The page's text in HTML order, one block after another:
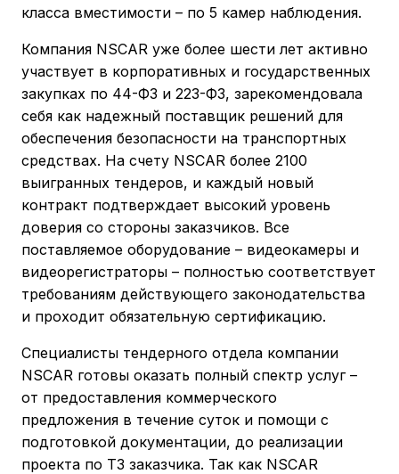
класса вместимости – по 5 камер наблюдения.
Компания NSCAR уже более шести лет активно
участвует в корпоративных и государственных
закупках по 44-ФЗ и 223-ФЗ, зарекомендовала
себя как надежный поставщик решений для
обеспечения безопасности на транспортных
средствах. На счету NSCAR более 2100
выигранных тендеров, и каждый новый
контракт подтверждает высокий уровень
доверия со стороны заказчиков. Все
поставляемое оборудование – видеокамеры и
видеорегистраторы – полностью соответствует
требованиям действующего законодательства
и проходит обязательную сертификацию.
Специалисты тендерного отдела компании
NSCAR готовы оказать полный спектр услуг –
от предоставления коммерческого
предложения в течение суток и помощи с
подготовкой документации, до реализации
проекта по ТЗ заказчика. Так как NSCAR